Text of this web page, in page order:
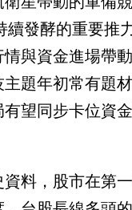
續發酵的重要推
與資金進場帶
主題年初常有題
望同步卡位資
料，股市在第